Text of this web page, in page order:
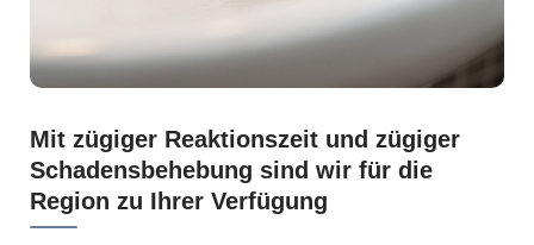
Mit zügiger Reaktionszeit und zügiger
Schadensbehebung sind wir für die
Region zu Ihrer Verfügung